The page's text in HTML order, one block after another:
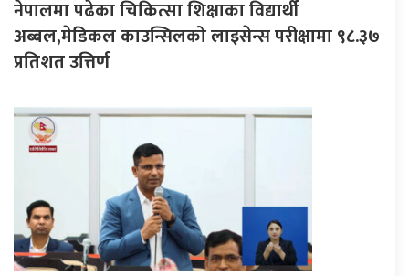
नेपालमा पढेका चिकित्सा शिक्षाका विद्यार्थी
अब्बल,मेडिकल काउन्सिलको लाइसेन्स परीक्षामा ९८.३७
प्रतिशत उत्तिर्ण